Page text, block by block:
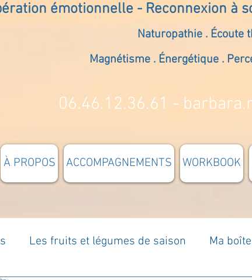
émotionnelle - Reconnexion à
Naturopathie . Écoute
Magnétisme . Énergétique .
06.46.12.36.61 -
À PROPOS ACCOMPAGNEMENTS WORKBOOK
Les fruits et légumes de saison Ma